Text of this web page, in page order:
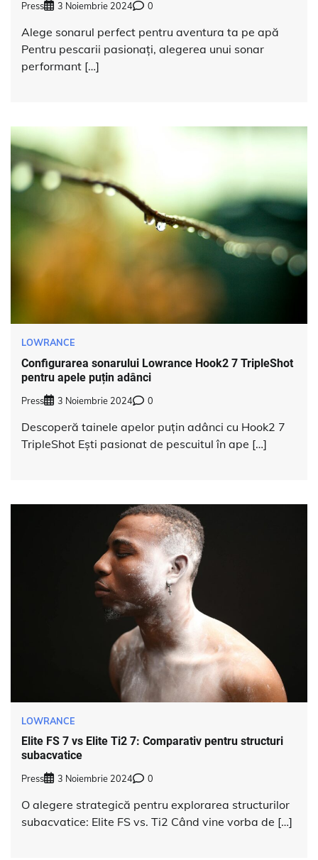
Press 3 Noiembrie 2024 0
Alege sonarul perfect pentru aventura ta pe apă
Pentru pescarii pasionați, alegerea unui sonar
performant […]
LOWRANCE
Configurarea sonarului Lowrance Hook2 7 TripleShot
pentru apele puțin adânci
Press 3 Noiembrie 2024 0
Descoperă tainele apelor puțin adânci cu Hook2 7
TripleShot Ești pasionat de pescuitul în ape […]
LOWRANCE
Elite FS 7 vs Elite Ti2 7: Comparativ pentru structuri
subacvatice
Press 3 Noiembrie 2024 0
O alegere strategică pentru explorarea structurilor
subacvatice: Elite FS vs. Ti2 Când vine vorba de […]